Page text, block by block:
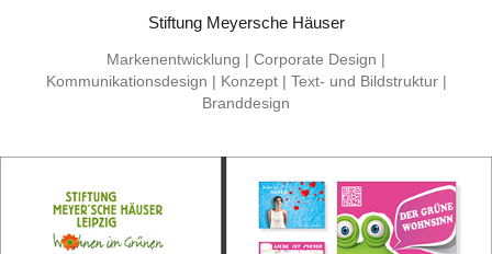
Stiftung Meyersche Häuser
Markenentwicklung | Corporate Design |
Kommunikationsdesign | Konzept | Text- und Bildstruktur |
Branddesign